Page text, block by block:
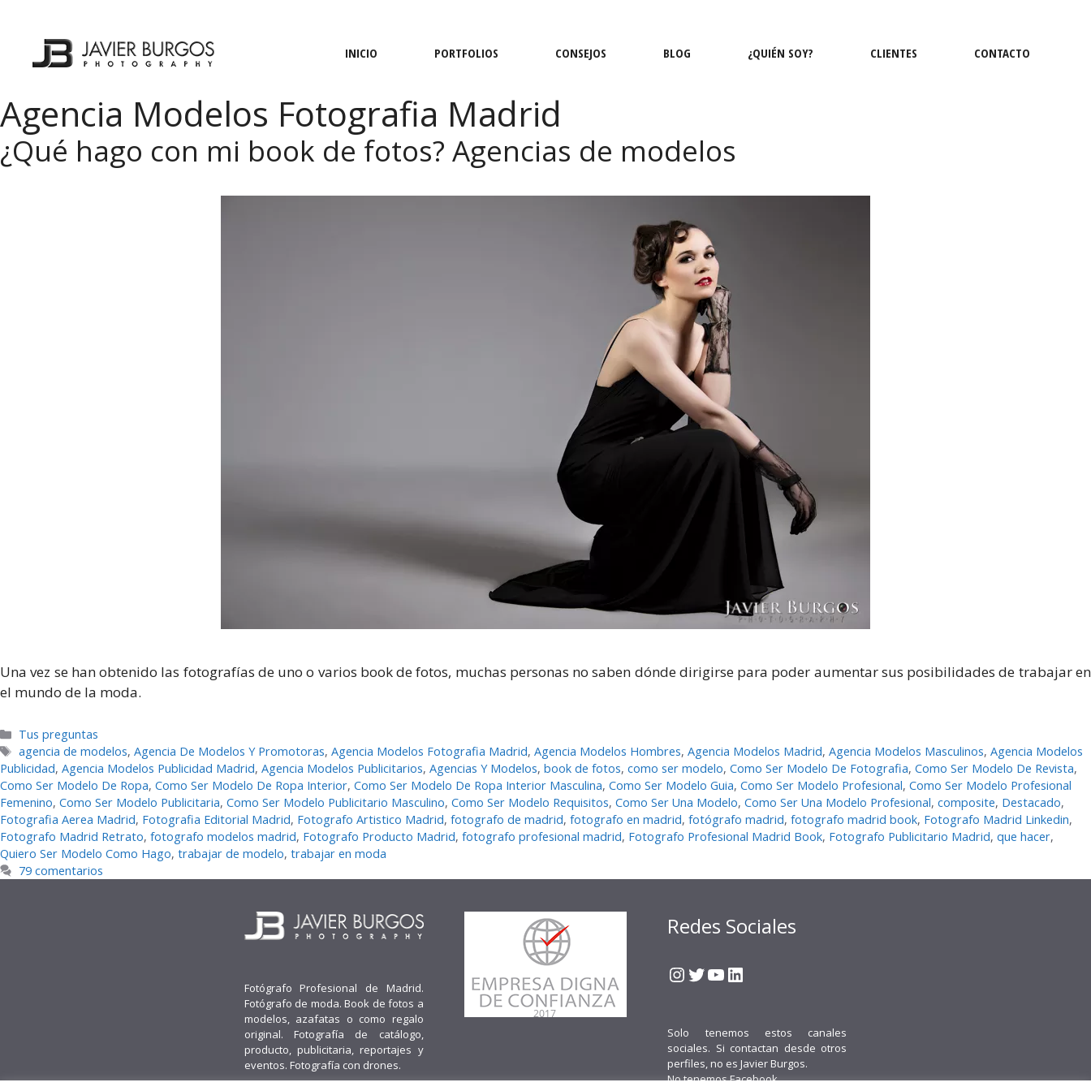
contenido
INICIO PORTFOLIOS CONSEJOS BLOG ¿QUIÉN SOY? CLIENTES CONTACTO
Agencia Modelos Fotografia Madrid
¿Qué hago con mi book de fotos? Agencias de modelos
Una vez se han obtenido las fotografías de uno o varios book de fotos, muchas personas no saben dónde dirigirse para poder aumentar sus posibilidades de trabajar en
el mundo de la moda.
Categorías
Tus preguntas
Etiquetas
agencia de modelos,Agencia De Modelos Y Promotoras,Agencia Modelos Fotografia Madrid,Agencia Modelos Hombres,Agencia Modelos Madrid,Agencia Modelos Masculinos,Agencia Modelos
Publicidad, Agencia Modelos Publicidad Madrid, Agencia Modelos Publicitarios, Agencias Y Modelos, book de fotos, como ser modelo, Como Ser Modelo De Fotografia, Como Ser Modelo De Revista,
Como Ser Modelo De Ropa, Como Ser Modelo De Ropa Interior, Como Ser Modelo De Ropa Interior Masculina, Como Ser Modelo Guia, Como Ser Modelo Profesional, Como Ser Modelo Profesional
Femenino, Como Ser Modelo Publicitaria, Como Ser Modelo Publicitario Masculino, Como Ser Modelo Requisitos, Como Ser Una Modelo, Como Ser Una Modelo Profesional, composite, Destacado,
Fotografia Aerea Madrid, Fotografia Editorial Madrid, Fotografo Artistico Madrid, fotografo de madrid, fotografo en madrid, fotógrafo madrid, fotografo madrid book, Fotografo Madrid Linkedin,
Fotografo Madrid Retrato, fotografo modelos madrid, Fotografo Producto Madrid, fotografo profesional madrid, Fotografo Profesional Madrid Book, Fotografo Publicitario Madrid, que hacer,
Quiero Ser Modelo Como Hago, trabajar de modelo, trabajar en moda
79 comentarios
Fotógrafo Profesional de Madrid.
Fotógrafo de moda. Book de fotos a
modelos, azafatas o como regalo
original. Fotografía de catálogo,
producto, publicitaria, reportajes y
eventos. Fotografía con drones.
Redes Sociales
Instagram
Twitter
YouTube
LinkedIn
Solo tenemos estos canales
sociales. Si contactan desde otros
perfiles, no es Javier Burgos.
No tenemos Facebook.